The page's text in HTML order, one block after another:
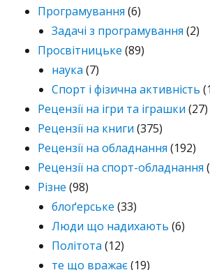
Програмування (6)
Задачі з програмування (2)
Просвітницьке (89)
наука (7)
Спорт і фізична активність
Рецензії на ігри та іграшки (27)
Рецензії на книги (375)
Рецензії на обладнання (192)
Рецензії на спорт-обладнання
Різне (98)
блоґерське (33)
Люди що надихають (6)
Політота (12)
те що вражає(19)